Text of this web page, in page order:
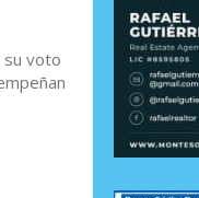
su voto